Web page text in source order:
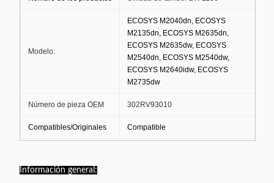
Modelo:
ECOSYS M2040dn, ECOSYS
M2135dn, ECOSYS M2635dn,
ECOSYS M2635dw, ECOSYS
M2540dn, ECOSYS M2540dw,
ECOSYS M2640idw, ECOSYS
M2735dw
Número de pieza OEM 302RV93010
Compatibles/Originales Compatible
Copias de rendimiento
Información general: